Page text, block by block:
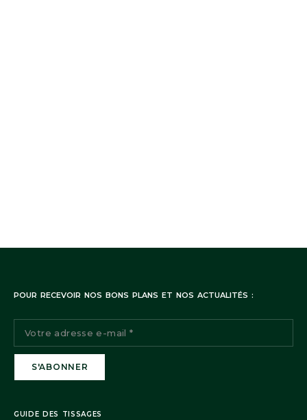
POUR RECEVOIR NOS BONS PLANS ET NOS ACTUALITÉS :
GUIDE DES TISSAGES